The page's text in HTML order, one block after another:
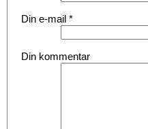
Din e-mail *
Din kommentar